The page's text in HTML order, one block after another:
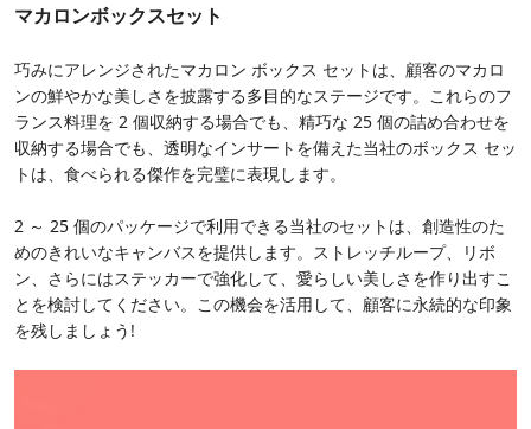
マカロンボックスセット
巧みにアレンジされたマカロン ボックス セットは、顧客のマカロ
ンの鮮やかな美しさを披露する多目的なステージです。これらのフ
ランス料理を 2 個収納する場合でも、精巧な 25 個の詰め合わせを
収納する場合でも、透明なインサートを備えた当社のボックス セッ
トは、食べられる傑作を完璧に表現します。
2 ～ 25 個のパッケージで利用できる当社のセットは、創造性のた
めのきれいなキャンバスを提供します。ストレッチループ、リボ
ン、さらにはステッカーで強化して、愛らしい美しさを作り出すこ
とを検討してください。この機会を活用して、顧客に永続的な印象
を残しましょう!